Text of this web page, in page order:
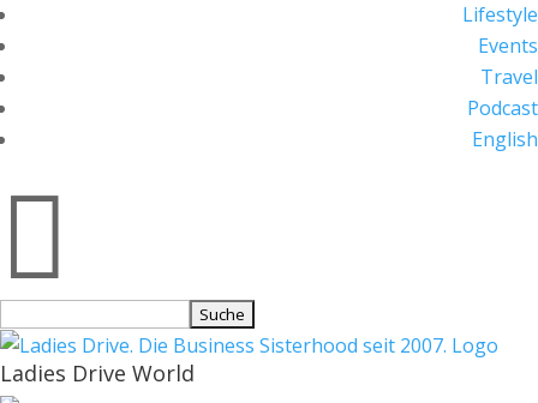
Lifestyle
Events
Travel
Podcast
English

nach:
Ladies Drive World